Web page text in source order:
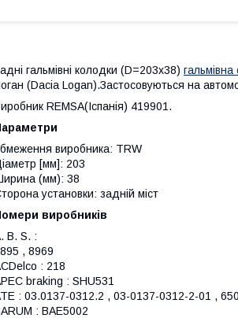
гальмівні колодки (D=203x38)
(Dacia Logan).Застосовуються на
REMSA(Іспанія) 419901.
виробника: TRW
[мм]: 203
(мм): 38
установки: задній міст
виробників
B. S. :
, 8969
: 218
braking : SHU531
: 03.0137-0312.2 , 03-0137-0312-2-01 ,
: BAE5002